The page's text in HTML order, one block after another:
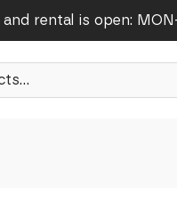
rental is open: